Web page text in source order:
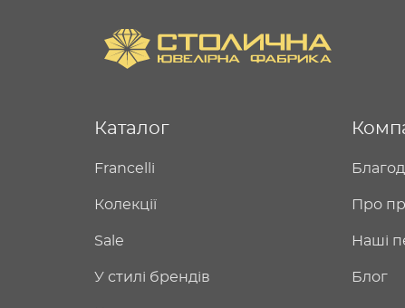
Каталог
Francelli
Колекції
Sale
У стилі брендів
Про
Наші
Блог